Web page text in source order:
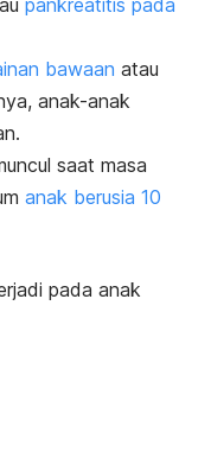
bawaan atau
anak-anak
saat masa
anak berusia 10
pada anak